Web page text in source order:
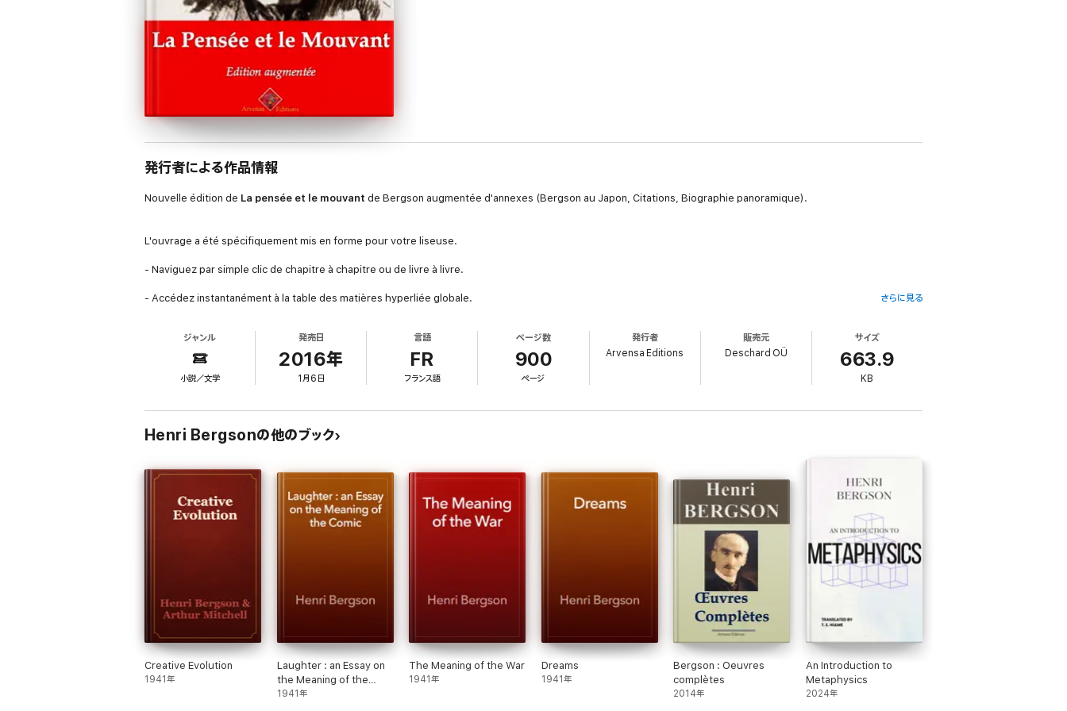
発行者による作品情報
Nouvelle édition de La pensée et le mouvant de Bergson augmentée d'annexes (Bergson au Japon, Citations, Biographie panoramique).
L'ouvrage a été spécifiquement mis en forme pour votre liseuse.
- Naviguez par simple clic de chapitre à chapitre ou de livre à livre.
- Accédez instantanément à la table des matières hyperliée globale.
classique à un prix abordable, tout en vous fournissant la meilleure expérience de lecture sur votre liseuse. Tous les titres sont produits avec le plus grand soin
et bénéficient d'un système de navigation optimale.
Le service qualité s’engage à vous répondre dans les 48h.
Retrouvez tous les titres et offres privilégiées des éditions Arvensa sur leur site.
さらに見る
ジャンル
小説／文学
発売日
2016年
1月6日
言語
FR
フランス語
ページ数
900
ページ
発行者
Arvensa Editions
販売元
Deschard OÜ
サイズ
663.9
KB
Henri Bergsonの他のブック
Creative Evolution
1941年
Laughter : an Essay on
the Meaning of the
Comic
1941年
The Meaning of the War
1941年
Dreams
1941年
Bergson : Oeuvres
complètes
2014年
An Introduction to
Metaphysics
2024年